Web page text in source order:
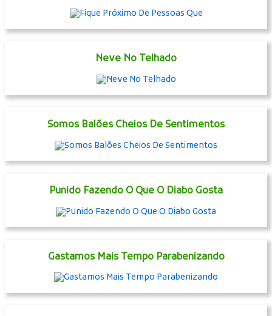
Neve No Telhado
Somos Balões Cheios De Sentimentos
Punido Fazendo O Que O Diabo Gosta
Gastamos Mais Tempo Parabenizando